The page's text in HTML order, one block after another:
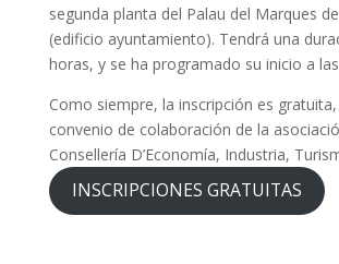
segunda planta del Palau del Marques
(edificio ayuntamiento). Tendrá una
horas, y se ha programado su inicio a
Como siempre, la inscripción es
convenio de colaboración de la
Consellería D’Economía, Industria,
INSCRIPCIONES GRATUITAS